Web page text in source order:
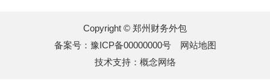
Copyright © 郑州财务外包
备案号： 豫ICP备00000000号
网站地图
技术支持： 概念网络